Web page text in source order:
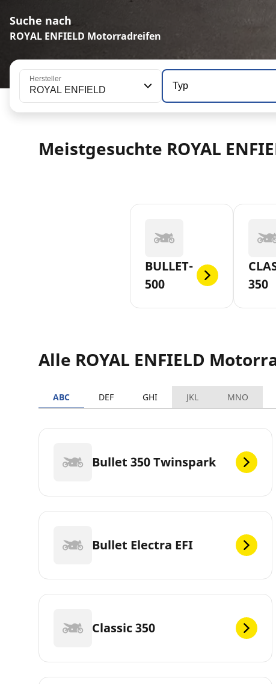
Suche nach
ROYAL ENFIELD Motorradreifen
Hersteller
ROYAL ENFIELD Typ
Meistgesuchte ROYAL
BULLET-
500
350
Alle ROYAL ENFIELD
ABC DEF GHI JKL MNO
Bullet 350 Twinspark
Bullet Electra EFI
Classic 350